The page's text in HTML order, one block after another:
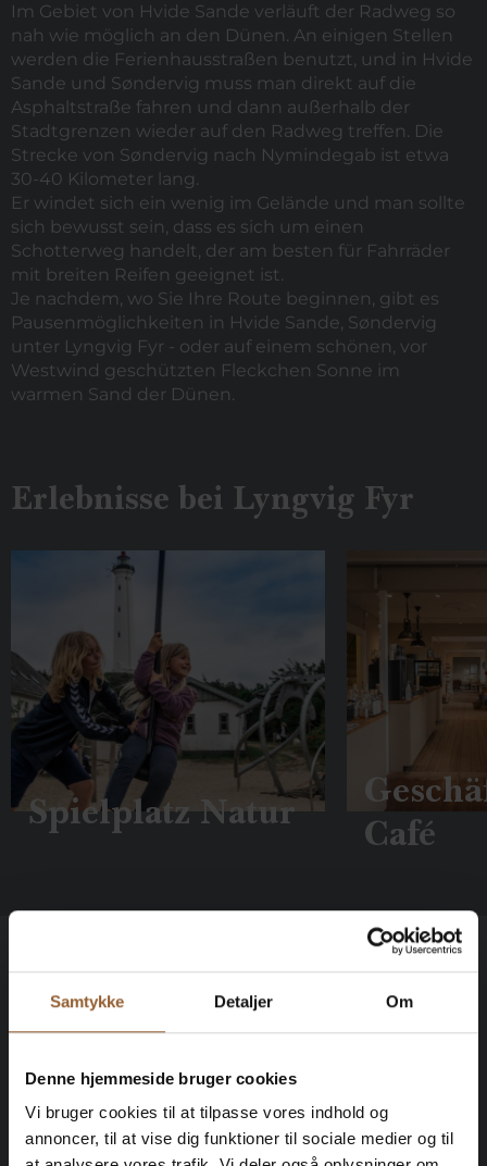
Samtykke Detaljer Om
Denne hjemmeside bruger cookies
Vi bruger cookies til at tilpasse vores indhold og
annoncer, til at vise dig funktioner til sociale medier og til
Im Gebiet von Hvide Sande verläuft der Radweg so
nah wie möglich an den Dünen. An einigen Stellen
werden die Ferienhausstraßen benutzt, und in Hvide
Sande und Søndervig muss man direkt auf die
Asphaltstraße fahren und dann außerhalb der
Stadtgrenzen wieder auf den Radweg treffen. Die
Strecke von Søndervig nach Nymindegab ist etwa
30-40 Kilometer lang.
Er windet sich ein wenig im Gelände und man sollte
sich bewusst sein, dass es sich um einen
Schotterweg handelt, der am besten für Fahrräder
mit breiten Reifen geeignet ist.
Je nachdem, wo Sie Ihre Route beginnen, gibt es
Pausenmöglichkeiten in Hvide Sande, Søndervig
unter Lyngvig Fyr - oder auf einem schönen, vor
Westwind geschützten Fleckchen Sonne im
warmen Sand der Dünen.
Erlebnisse bei Lyngvig Fyr
Spielplatz Natur
Café
Treuekarten kaufen
Platin
699 DKK